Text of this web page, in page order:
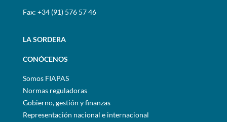
Fax: +34 (91) 576 57 46
LA SORDERA
CONÓCENOS
Somos FIAPAS
Normas reguladoras
Gobierno, gestión y finanzas
Representación nacional e internacional